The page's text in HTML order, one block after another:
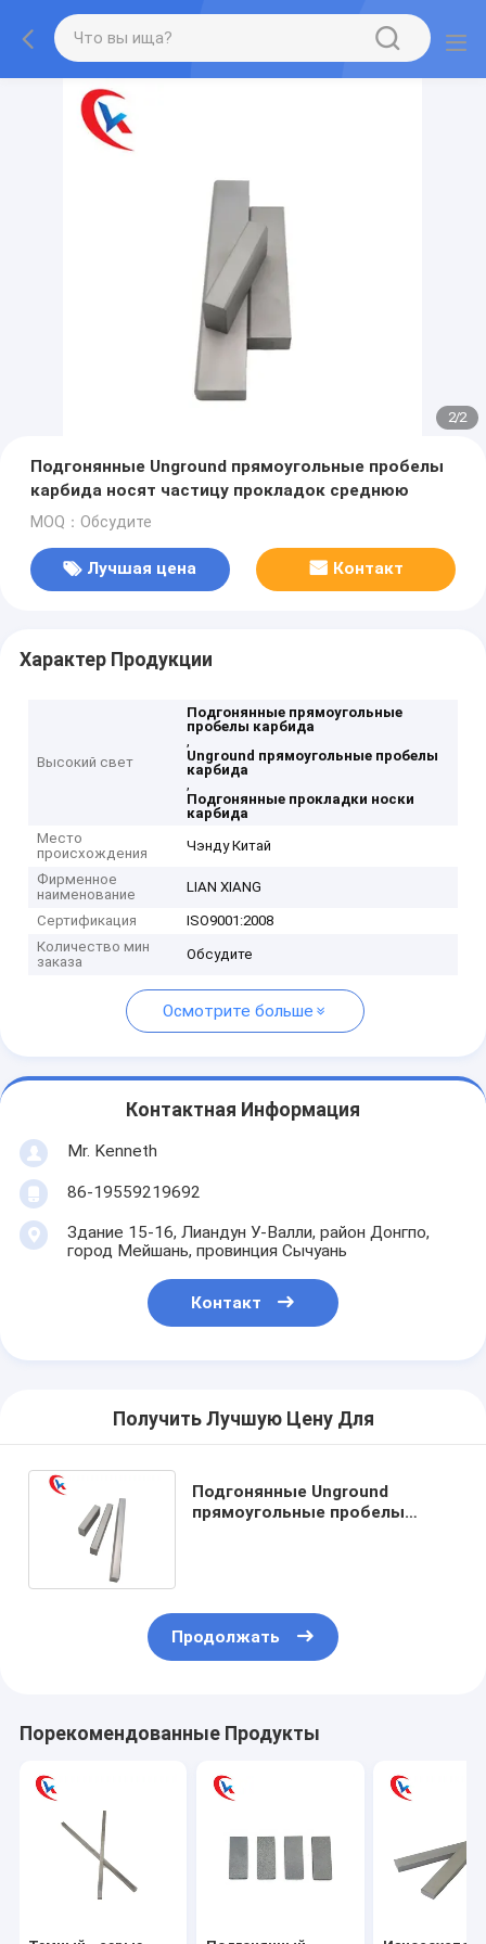
2/2
Подгонянные Unground прямоугольные пробелы
карбида носят частицу прокладок среднюю
MOQ：Обсудите
Лучшая цена Контакт
Характер Продукции
Высокий свет
Подгонянные прямоугольные
пробелы карбида
,
Unground прямоугольные пробелы
карбида
,
Подгонянные прокладки носки
карбида
Место
происхождения
Чэнду Китай
Фирменное
наименование
LIAN XIANG
Сертификация
ISO9001:2008
Количество мин
заказа
Обсудите
Осмотрите больше
Контактная Информация
Mr. Kenneth
86-19559219692
Здание 15-16, Лиандун У-Валли, район Донгпо,
город Мейшань, провинция Сычуань
Контакт
Получить Лучшую Цену Для
Подгонянные Unground
прямоугольные пробелы
Продолжать
Порекомендованные Продукты